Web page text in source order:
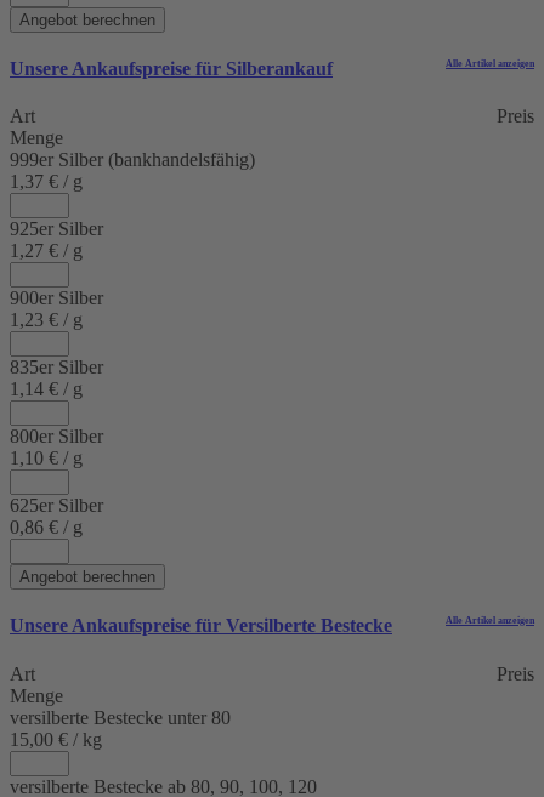
Angebot berechnen
Unsere Ankaufspreise für Silberankauf Alle Artikel anzeigen
Art
Preis
Menge
999er Silber (bankhandelsfähig)
1,37 € / g
925er Silber
1,27 € / g
900er Silber
1,23 € / g
835er Silber
1,14 € / g
800er Silber
1,10 € / g
625er Silber
0,86 € / g
Angebot berechnen
Unsere Ankaufspreise für Versilberte Bestecke Alle Artikel anzeigen
Art
Preis
Menge
versilberte Bestecke unter 80
15,00 € / kg
versilberte Bestecke ab 80, 90, 100, 120